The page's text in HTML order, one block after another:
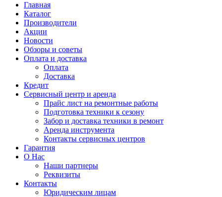
Главная
Каталог
Производители
Акции
Новости
Обзоры и советы
Оплата и доставка
Оплата
Доставка
Кредит
Сервисный центр и аренда
Прайс лист на ремонтные работы
Подготовка техники к сезону
Забор и доставка техники в ремонт
Аренда инструмента
Контакты сервисных центров
Гарантия
О Нас
Наши партнеры
Реквизиты
Контакты
Юридическим лицам